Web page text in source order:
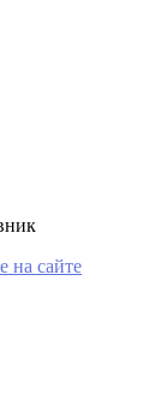
на сайте